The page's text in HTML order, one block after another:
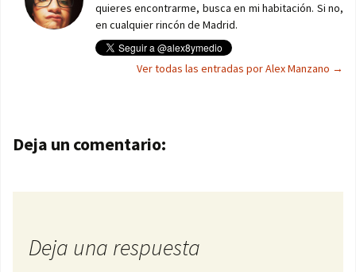
quieres encontrarme, busca en mi habitación. Si no,
en cualquier rincón de Madrid.
Ver todas las entradas por Alex Manzano →
Navegación de entradas
Deja un comentario:
Deja una respuesta